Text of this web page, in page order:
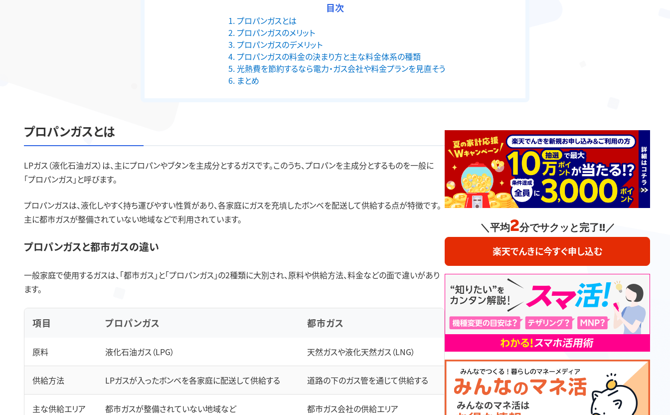
目次
プロパンガスとは
プロパンガスのメリット
プロパンガスのデメリット
プロパンガスの料金の決まり方と主な料金体系の種類
光熱費を節約するなら電力・ガス会社や料金プランを見直そう
まとめ
プロパンガスとは
LPガス（液化石油ガス）は、主にプロパンやブタンを主成分とするガスです。このうち、プロパンを主成分とするものを一般に
「プロパンガス」と呼びます。
プロパンガスは、液化しやすく持ち運びやすい性質があり、各家庭にガスを充填したボンベを配送して供給する点が特徴です。
主に都市ガスが整備されていない地域などで利用されています。
プロパンガスと都市ガスの違い
一般家庭で使用するガスは、「都市ガス」と「プロパンガス」の2種類に大別され、原料や供給方法、料金などの面で違いがあり
ます。
項目 プロパンガス 都市ガス
原料 液化石油ガス（LPG） 天然ガスや液化天然ガス（LNG）
供給方法 LPガスが入ったボンベを各家庭に配送して供給する 道路の下のガス管を通じて供給する
主な供給エリア 都市ガスが整備されていない地域など 都市ガス会社の供給エリア
＼平均2分でサクッと完了!!／
楽天でんきに今すぐ申し込む